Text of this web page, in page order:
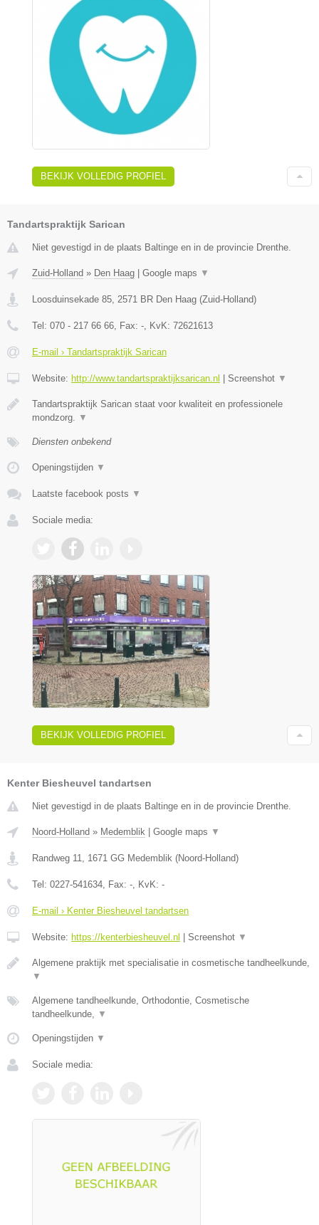
BEKIJK VOLLEDIG PROFIEL
Tandartspraktijk Sarican
Niet gevestigd in de plaats Baltinge en in de provincie Drenthe.
Zuid-Holland » Den Haag Google maps ▼
Loosduinsekade 85, 2571 BR Den Haag (Zuid-Holland)
Tel: 070 - 217 66 66, Fax: -, KvK: 72621613
E-mail › Tandartspraktijk Sarican
Website: http://www.tandartspraktijksarican.nl Screenshot ▼
Tandartspraktijk Sarican staat voor kwaliteit en professionele
mondzorg. ▼
Diensten onbekend
Openingstijden ▼
Laatste facebook posts ▼
Sociale media:
BEKIJK VOLLEDIG PROFIEL
Kenter Biesheuvel tandartsen
Niet gevestigd in de plaats Baltinge en in de provincie Drenthe.
Noord-Holland » Medemblik | Google maps ▼
Randweg 11 1671 GG Medemblik (Noord-Holland)
Tel: 0227-541634 , Fax: - , KvK: -
E-mail › Kenter Biesheuvel tandartsen
Website: https://kenterbiesheuvel.nl | Screenshot ▼
Algemene praktijk met specialisatie in cosmetische tandheelkunde,
▼
Algemene tandheelkunde, Orthodontie, Cosmetische
tandheelkunde,
▼
Openingstijden ▼
Sociale media: